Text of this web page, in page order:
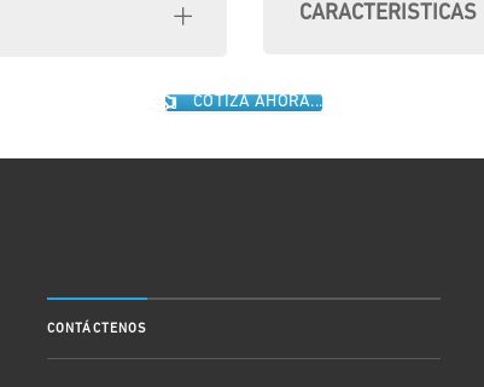
CARACTERISTICAS
COTIZA AHORA...
CONTÁCTENOS